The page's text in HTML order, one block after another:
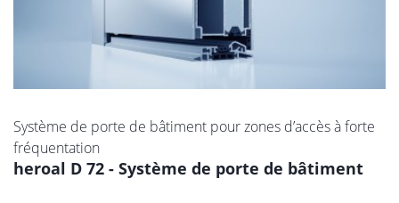
Système de porte de bâtiment pour zones d’accès à forte
fréquentation
heroal D 72 - Système de porte de bâtiment